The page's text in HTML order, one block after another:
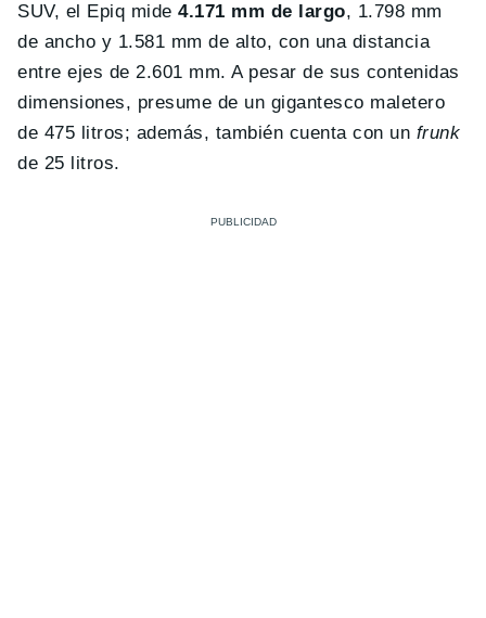
SUV, el Epiq mide4.171 mm de largo, 1.798 mm
de ancho y 1.581 mm de alto, con una distancia
entre ejes de 2.601 mm. A pesar de sus contenidas
dimensiones, presume de un gigantesco maletero
de 475 litros; además, también cuenta con un frunk
de 25 litros.